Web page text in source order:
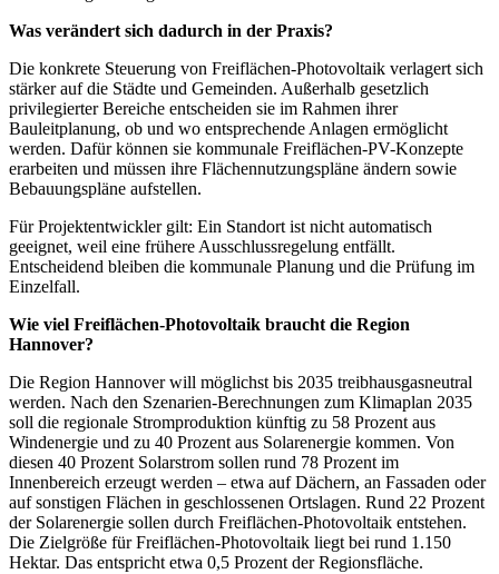
Was verändert sich dadurch in der Praxis?
Die konkrete Steuerung von Freiflächen-Photovoltaik verlagert sich
stärker auf die Städte und Gemeinden. Außerhalb gesetzlich
privilegierter Bereiche entscheiden sie im Rahmen ihrer
Bauleitplanung, ob und wo entsprechende Anlagen ermöglicht
werden. Dafür können sie kommunale Freiflächen-PV-Konzepte
erarbeiten und müssen ihre Flächennutzungspläne ändern sowie
Bebauungspläne aufstellen.
Für Projektentwickler gilt: Ein Standort ist nicht automatisch
geeignet, weil eine frühere Ausschlussregelung entfällt.
Entscheidend bleiben die kommunale Planung und die Prüfung im
Einzelfall.
Wie viel Freiflächen-Photovoltaik braucht die Region
Hannover?
Die Region Hannover will möglichst bis 2035 treibhausgasneutral
werden. Nach den Szenarien-Berechnungen zum Klimaplan 2035
soll die regionale Stromproduktion künftig zu 58 Prozent aus
Windenergie und zu 40 Prozent aus Solarenergie kommen. Von
diesen 40 Prozent Solarstrom sollen rund 78 Prozent im
Innenbereich erzeugt werden – etwa auf Dächern, an Fassaden oder
auf sonstigen Flächen in geschlossenen Ortslagen. Rund 22 Prozent
der Solarenergie sollen durch Freiflächen-Photovoltaik entstehen.
Die Zielgröße für Freiflächen-Photovoltaik liegt bei rund 1.150
Hektar. Das entspricht etwa 0,5 Prozent der Regionsfläche.